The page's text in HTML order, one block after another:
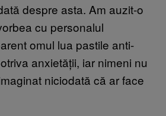
despre asta. Am auzit-o
cu personalul
omul lua pastile anti-
anxietății, iar nimeni nu
niciodată că ar face